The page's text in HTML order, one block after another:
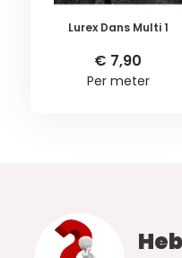
Lurex Dans Multi 1
€ 7,90
Per meter